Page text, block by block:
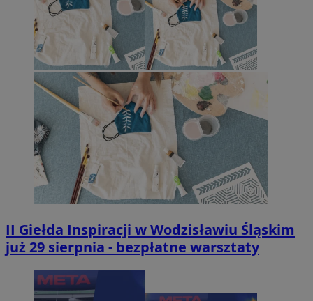
II Giełda Inspiracji w Wodzisławiu Śląskim
już 29 sierpnia - bezpłatne warsztaty